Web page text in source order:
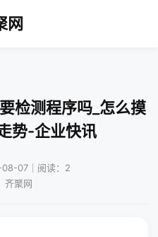
网
检测程序吗_怎么摸
势-企业快讯
07｜阅读：2
齐聚网